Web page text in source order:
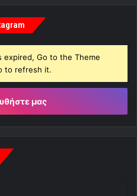
expired, Go to the Theme
to refresh it.
μας